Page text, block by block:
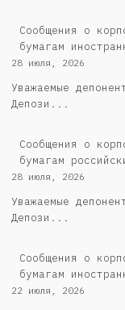
Сообщения о
бумагам
28 июля, 2026
Уважаемые
Депози...
Cообщения о
бумагам
28 июля, 2026
Уважаемые
Депози...
Сообщения о
бумагам
22 июля, 2026